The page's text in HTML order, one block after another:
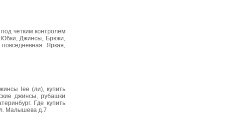
четким контролем
Юбки, Джинсы, Брюки,
Яркая,
lee (ли), купить
джинсы, рубашки
Где купить
Малышева д.7